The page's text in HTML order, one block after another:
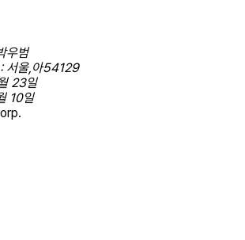
우범
서울,아54129
23일
10일